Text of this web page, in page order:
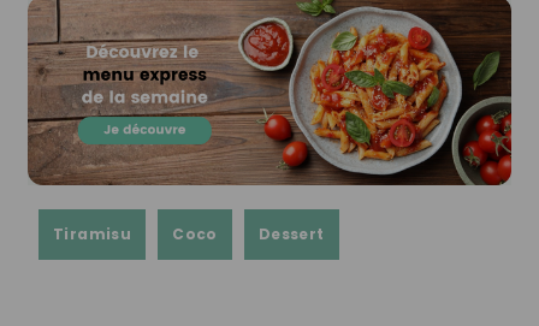
Tiramisu Coco Dessert